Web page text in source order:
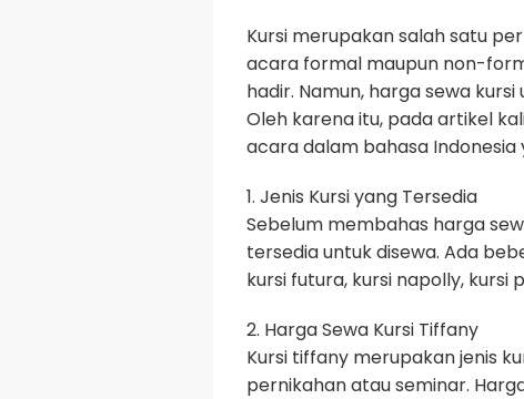
Kursi merupakan salah satu
acara formal maupun non-
hadir. Namun, harga sewa
Oleh karena itu, pada artikel
acara dalam bahasa Indonesia
1. Jenis Kursi yang Tersedia
Sebelum membahas harga
tersedia untuk disewa. Ada
kursi futura, kursi napolly, kursi
2. Harga Sewa Kursi Tiffany
Kursi tiffany merupakan jenis
pernikahan atau seminar.